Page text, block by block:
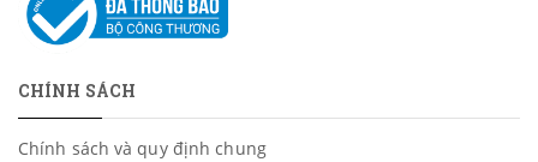
CHÍNH SÁCH
Chính sách và quy định chung